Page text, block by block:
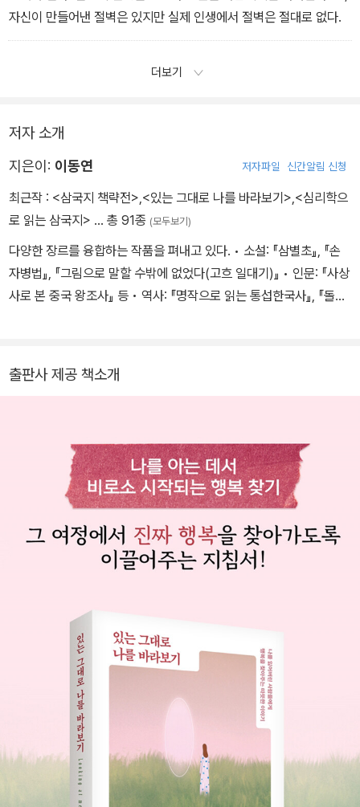
자신이 만들어낸 절벽은 있지만 실제 인생에서 절벽은 절대로 없다.
더보기
저자 소개
지은이: 이동연 저자파일 신간알림 신청
최근작 : <삼국지 책략전> <있는 그대로 나를 바라보기> <심리학으
로 읽는 삼국지> … 총 91종 (모두보기)
다양한 장르를 융합하는 작품을 펴내고 있다. • 소설: 『삼별초』, 『손
자병법』, 『그림으로 말할 수밖에 없었다(고흐 일대기)』 • 인문: 『사상
사로 본 중국 왕조사』 등 • 역사: 『명작으로 읽는 통섭한국사』, 『돌도
지』, 『심리학으로 보는 고려왕 34인』 • 경제 경영: 『고구려에서 배우
칙』, 『프로이트 익스프레스』 등 • 명상: 『365일 니체』, 『하루 1장 36
5일 붓다와 마음공부』 등 • 예술: 『명작 뒤에 숨겨진 사랑』, 『명작에
게 사랑을 묻다』, 『예술, 사랑에 미치다』 • 자기 계발: 『행복한 꿀잠』,
earning에 베스트셀러 《조선왕조실록 500년 리더십》과 《조선 야사
로 본 비즈니스 전략》, 《김진명의 고구려 한민족 최강의 리더십》 등
DS, 우리은행, 한국산업단지공단 등 주요 경영잡지에도 기고했다.
출판사 제공 책소개